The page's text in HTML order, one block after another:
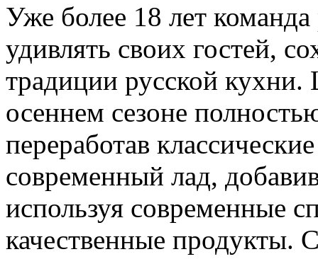
Уже более 18 лет команда
удивлять своих гостей,
традиции русской
осеннем сезоне
переработав
современный лад,
используя современные
качественные продукты.